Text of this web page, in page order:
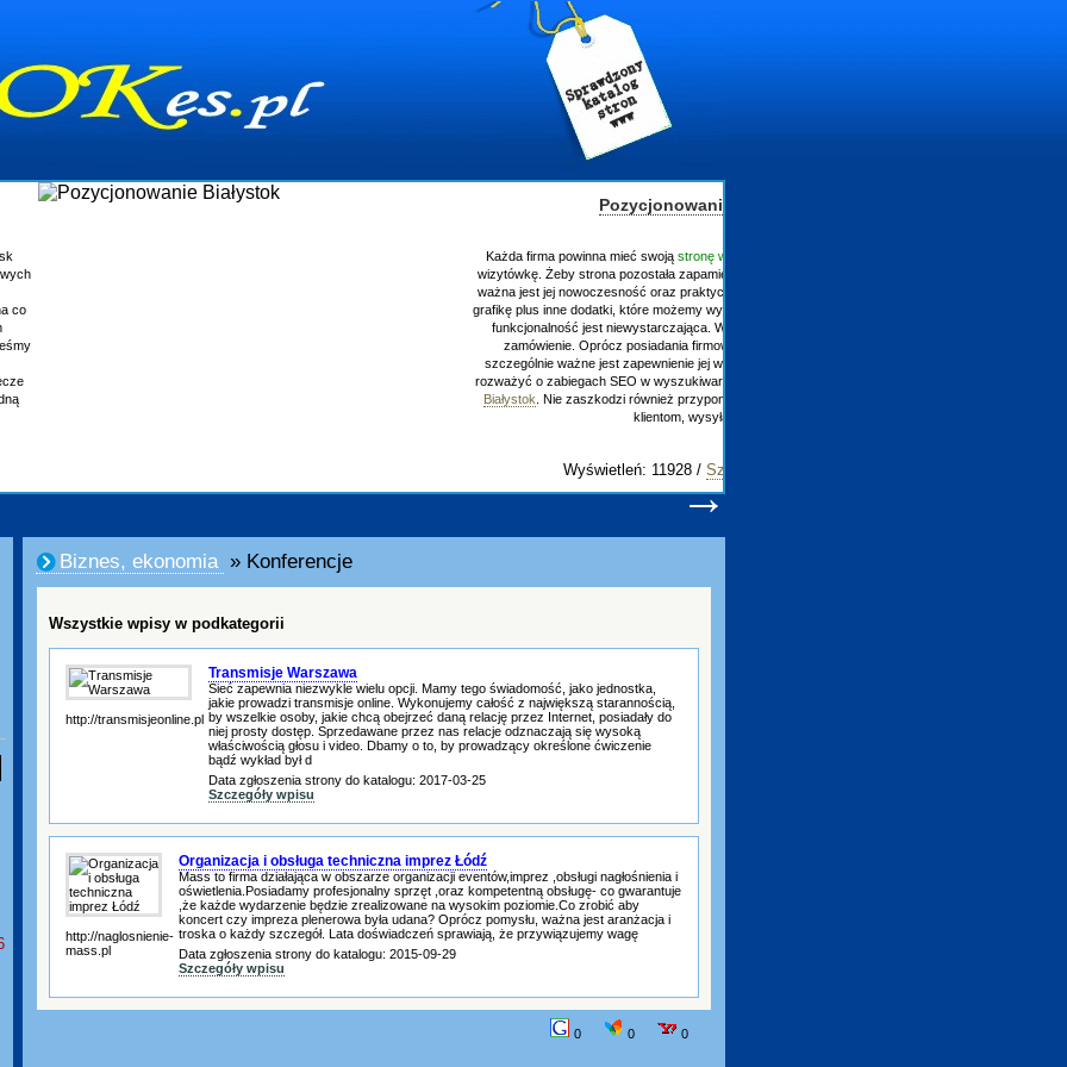
stronę www, która jednocześnie stanowi jej
wizytówkę. Żeby strona pozostała zapamiętana przez wirtualnego użytkownika
ważna jest jej nowoczesność oraz praktyczność. Warto uświetnić ją o ciekawą
grafikę plus inne dodatki, które możemy wynaleźć w Internecie. Nierzadko, iż ich
funkcjonalność jest niewystarczająca. Warto więc pomyśleć o skrypcie na
zamówienie. Oprócz posiadania firmowej stronystrony internetowej,
szczególnie ważne jest zapewnienie jej wejść - czyli jej popularyzacja. Warto
rozważyć o zabiegach SEO w wyszukiwarkach. Zapraszamy -pozycjonowanie
. Nie zaszkodzi również przypomnieć się co pewien czas zaufanym
Szczegóły wpisu
→
Biznes, ekonomia » Konferencje
Wszystkie wpisy w podkategorii
http://transmisjeonline.pl
Transmisje Warszawa
Sieć zapewnia niezwykle wielu opcji. Mamy tego świadomość, jako jednostka,
jakie prowadzi transmisje online. Wykonujemy całość z największą starannością,
by wszelkie osoby, jakie chcą obejrzeć daną relację przez Internet, posiadały do
niej prosty dostęp. Sprzedawane przez nas relacje odznaczają się wysoką
właściwością głosu i video. Dbamy o to, by prowadzący określone ćwiczenie
bądź wykład był d
Data zgłoszenia strony do katalogu: 2017-03-25
Szczegóły wpisu
http://naglosnienie-
mass.pl
Organizacja i obsługa techniczna imprez Łódź
Mass to firma działająca w obszarze organizacji eventów,imprez ,obsługi nagłośnienia i
oświetlenia.Posiadamy profesjonalny sprzęt ,oraz kompetentną obsługę- co gwarantuje
,że każde wydarzenie będzie zrealizowane na wysokim poziomie.Co zrobić aby
koncert czy impreza plenerowa była udana? Oprócz pomysłu, ważna jest aranżacja i
troska o każdy szczegół. Lata doświadczeń sprawiają, że przywiązujemy wagę
Data zgłoszenia strony do katalogu: 2015-09-29
Szczegóły wpisu
0 0 0